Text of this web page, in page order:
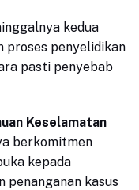
kedua
proses penyelidikan
pasti penyebab
Keselamatan
berkomitmen
kepada
kasus